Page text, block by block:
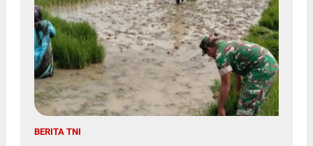
BERITA TNI